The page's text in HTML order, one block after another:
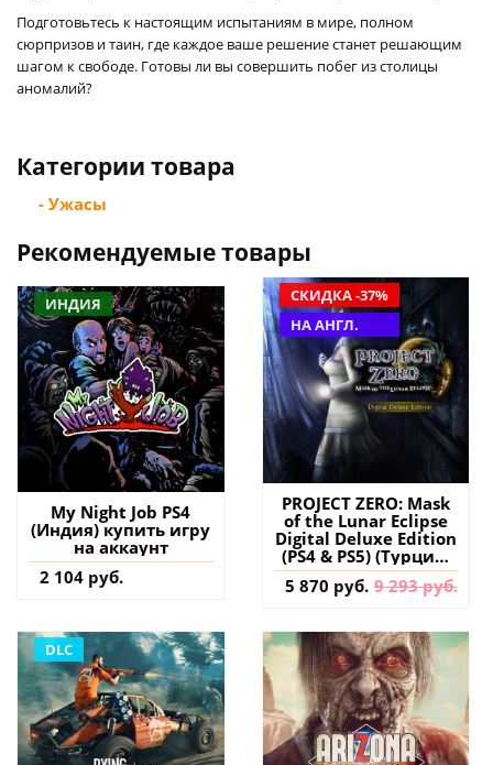
Подготовьтесь к настоящим испытаниям в мире, полном
сюрпризов и таин, где каждое ваше решение станет решающим
шагом к свободе. Готовы ли вы совершить побег из столицы
аномалий?
Категории товара
- Ужасы
Рекомендуемые товары
ИНДИЯ
My Night Job PS4
(Индия) купить игру
на аккаунт
2 104 руб.
СКИДКА -37%
НА АНГЛ.
PROJECT ZERO: Mask
of the Lunar Eclipse
Digital Deluxe Edition
(PS4 & PS5) (Турция)
купить игру на
аккаунт
5 870 руб. 9 293 руб.
DLC